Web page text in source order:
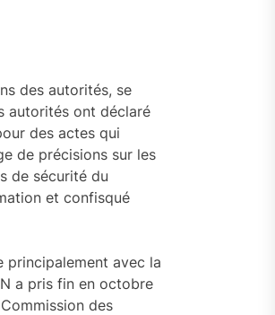
des autorités, se
autorités ont déclaré
des actes qui
de précisions sur les
de sécurité du
et confisqué
principalement avec la
a pris fin en octobre
des